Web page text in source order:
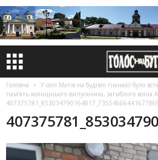
Головна
У селі Матів на будівлі гімназії було
пам’ять колишнього випускника, загиблого воїна